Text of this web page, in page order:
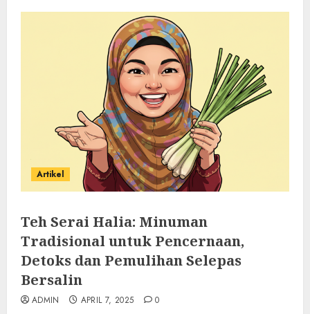
Artikel
Teh Serai Halia: Minuman
Tradisional untuk Pencernaan,
Detoks dan Pemulihan Selepas
Bersalin
ADMIN APRIL 7, 2025 0